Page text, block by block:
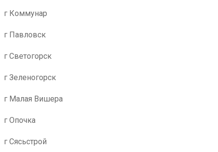
г Коммунар
г Павловск
г Светогорск
г Зеленогорск
г Малая Вишера
г Опочка
г Сясьстрой